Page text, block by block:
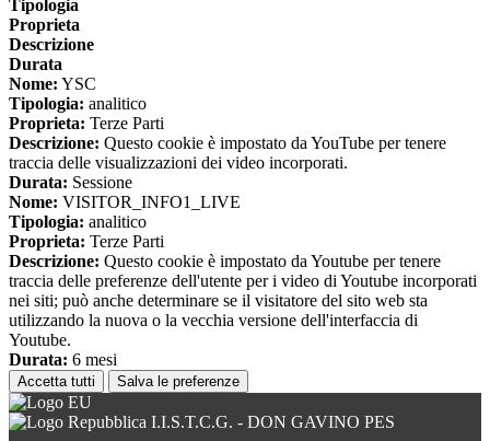
Tipologia
Proprieta
Descrizione
Durata
Nome: YSC
Tipologia: analitico
Proprieta: Terze Parti
Descrizione: Questo cookie è impostato da YouTube per tenere
traccia delle visualizzazioni dei video incorporati.
Durata: Sessione
Nome: VISITOR_INFO1_LIVE
Tipologia: analitico
Proprieta: Terze Parti
Descrizione: Questo cookie è impostato da Youtube per tenere
traccia delle preferenze dell'utente per i video di Youtube incorporati
nei siti; può anche determinare se il visitatore del sito web sta
utilizzando la nuova o la vecchia versione dell'interfaccia di
Youtube.
Durata: 6 mesi
Accetta tutti Salva le preferenze
I.I.S.T.C.G. - DON GAVINO PES